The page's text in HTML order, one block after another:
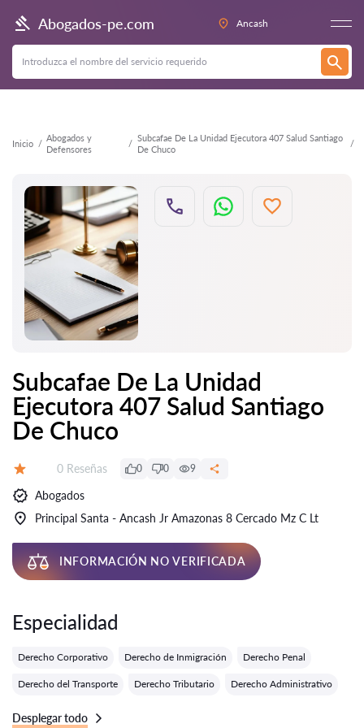
Abogados-pe.com Ancash
Inicio
Abogados y
Defensores
Subcafae De La Unidad Ejecutora 407 Salud Santiago
De Chuco
Atrás
Subcafae De La Unidad
Ejecutora 407 Salud Santiago
De Chuco
Número de reseñas:
0 Reseñas 0 0 9
Abogados
Principal Santa - Ancash Jr Amazonas 8 Cercado Mz C Lt
INFORMACIÓN NO VERIFICADA
Especialidad
Derecho Corporativo Derecho de Inmigración Derecho Penal
Derecho del Transporte Derecho Tributario Derecho Administrativo
Desplegar todo